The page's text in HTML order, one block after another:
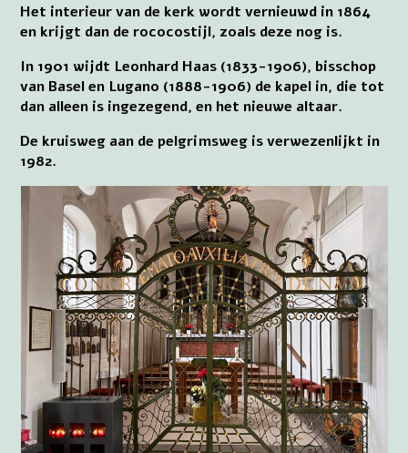
Het interieur van de kerk wordt vernieuwd in 1864
en krijgt dan de rococostijl, zoals deze nog is.
In 1901 wijdt Leonhard Haas (1833-1906), bisschop
van Basel en Lugano (1888-1906) de kapel in, die tot
dan alleen is ingezegend, en het nieuwe altaar.
De kruisweg aan de pelgrimsweg is verwezenlijkt in
1982.